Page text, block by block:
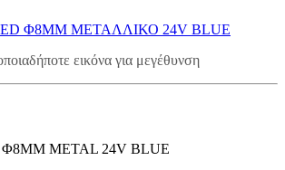
εικόνα για μεγέθυνση
Φ8ΜΜ METAL 24V BLUE